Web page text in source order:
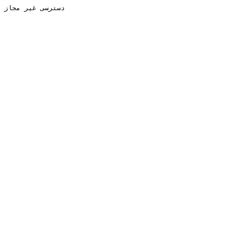
دسترسی غیر مجاز